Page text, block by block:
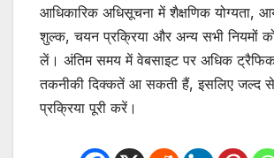
आधिकारिक अधिसूचना में शैक्षणिक योग्यता,
शुल्क, चयन प्रक्रिया और अन्य सभी नियमों
लें। अंतिम समय में वेबसाइट पर अधिक
तकनीकी दिक्कतें आ सकती हैं, इसलिए जल्द
प्रक्रिया पूरी करें।